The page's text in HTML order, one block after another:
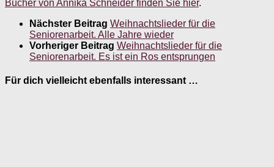
Bücher von Annika Schneider finden Sie hier.
Nächster Beitrag Weihnachtslieder für die
Seniorenarbeit. Alle Jahre wieder
Vorheriger Beitrag Weihnachtslieder für die
Seniorenarbeit. Es ist ein Ros entsprungen
Für dich vielleicht ebenfalls interessant …